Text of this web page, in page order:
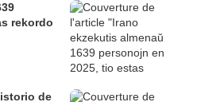
rekordo
de